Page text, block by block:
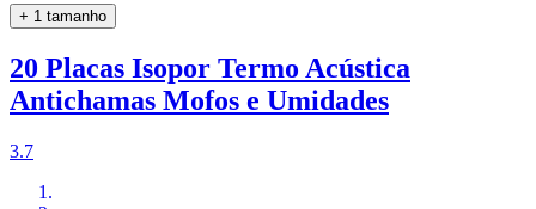
+ 1 tamanho
20 Placas Isopor Termo Acústica
Antichamas Mofos e Umidades
3.7